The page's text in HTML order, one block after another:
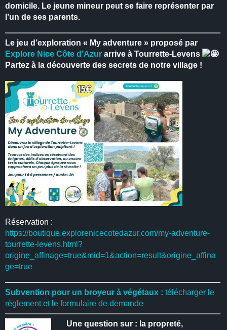
domicile. Le jeune mineur peut se faire représenter par
l’un de ses parents.
Le jeu d’exploration « My adventure » proposé par
Explore Nice Côte d’Azur arrive à Tourrette-Levens
Partez à la découverte des secrets de notre village !
Réservation :
https://boutique.explorenicecotedazur.com/my-adventure-
tourrette-levens.html?
origine_affinage=true&mid=1&action=result&origine_affina
ge=true
Subvention pour un broyeur à végétaux : télécharger le
règlement et le formulaire de demande
Une question sur : la propreté,